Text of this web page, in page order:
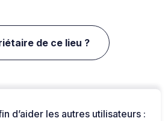
de ce lieu ?
d’aider les autres utilisateurs :